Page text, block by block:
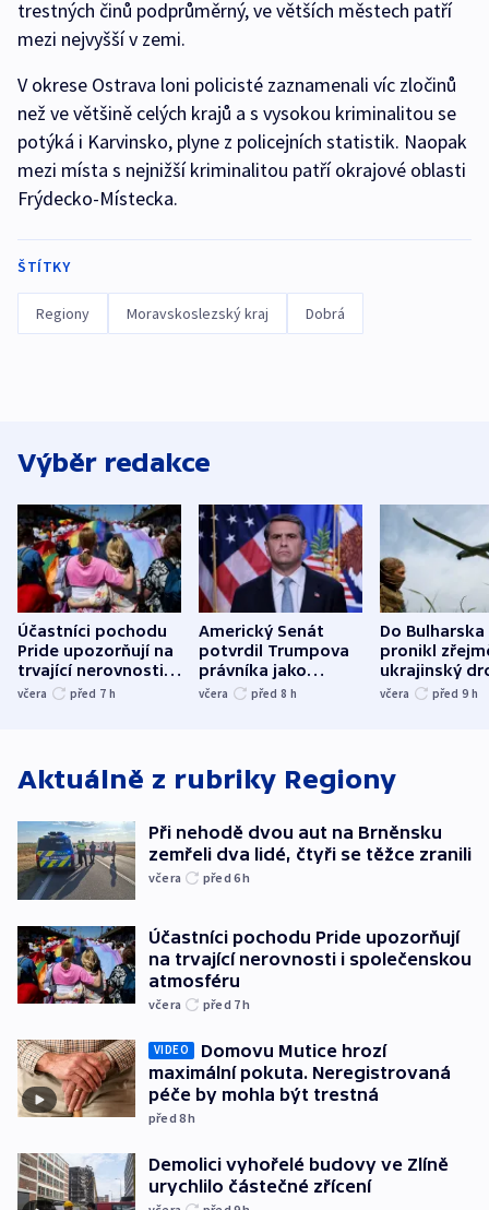
trestných činů podprůměrný, ve větších městech patří
mezi nejvyšší v zemi.
V okrese Ostrava loni policisté zaznamenali víc zločinů
než ve většině celých krajů a s vysokou kriminalitou se
potýká i Karvinsko, plyne z policejních statistik. Naopak
mezi místa s nejnižší kriminalitou patří okrajové oblasti
Frýdecko-Místecka.
ŠTÍTKY
Regiony Moravskoslezský kraj Dobrá
Výběr redakce
Účastníci pochodu
Pride upozorňují na
trvající nerovnosti i
společenskou
včera před 7 h
Americký Senát
potvrdil Trumpova
právníka jako
ministra
včera před 8 h
Do Bulharska
pronikl
ukrajinský
explodoval
včera před 9 h
Aktuálně z rubriky Regiony
Při nehodě dvou aut na Brněnsku
zemřeli dva lidé, čtyři se těžce zranili
včera před 6h
Účastníci pochodu Pride upozorňují
na trvající nerovnosti i společenskou
atmosféru
včera před 7h
VIDEO
Domovu Mutice hrozí
maximální pokuta. Neregistrovaná
péče by mohla být trestná
před 8h
Demolici vyhořelé budovy ve Zlíně
urychlilo částečné zřícení